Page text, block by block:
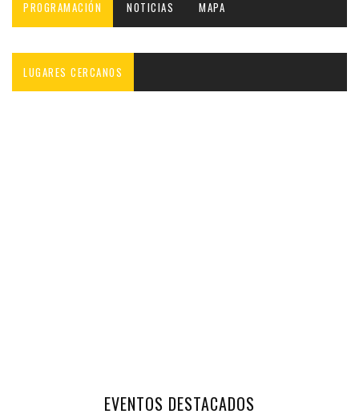
PROGRAMACIÓN NOTICIAS MAPA
LUGARES CERCANOS
EVENTOS DESTACADOS